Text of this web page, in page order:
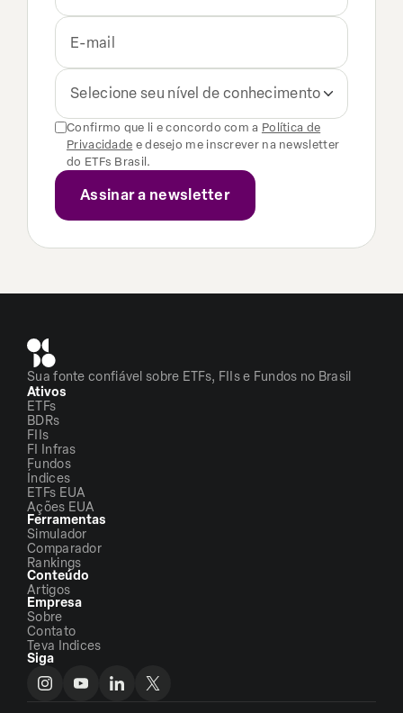
Selecione seu nível de conhecimento
Confirmo que li e concordo com a Política de
Privacidade e desejo me inscrever na newsletter
do ETFs Brasil.
Sua fonte confiável sobre ETFs, FIIs e Fundos no Brasil
Ativos
ETFs
BDRs
FIIs
FI Infras
Fundos
Índices
ETFs EUA
Ações EUA
Ferramentas
Simulador
Comparador
Rankings
Conteúdo
Artigos
Empresa
Sobre
Contato
Teva Indices
Siga